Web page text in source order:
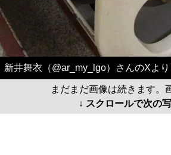
新井舞衣（@ar_my_lgo）さんのXより
まだまだ画像は続きます。
↓ スクロールで次の